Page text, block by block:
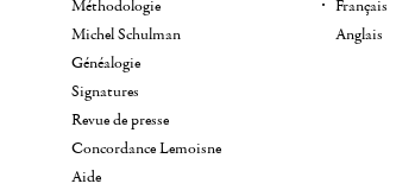
Méthodologie
Michel Schulman
Généalogie
Signatures
Revue de presse
Concordance Lemoisne
Aide
Français
Anglais